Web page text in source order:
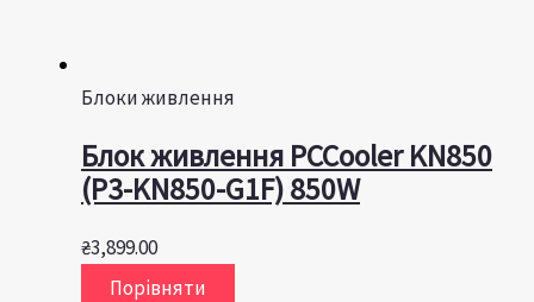
Блоки живлення
Блок живлення PCCooler KN850
(P3-KN850-G1F) 850W
₴3,899.00
Порівняти